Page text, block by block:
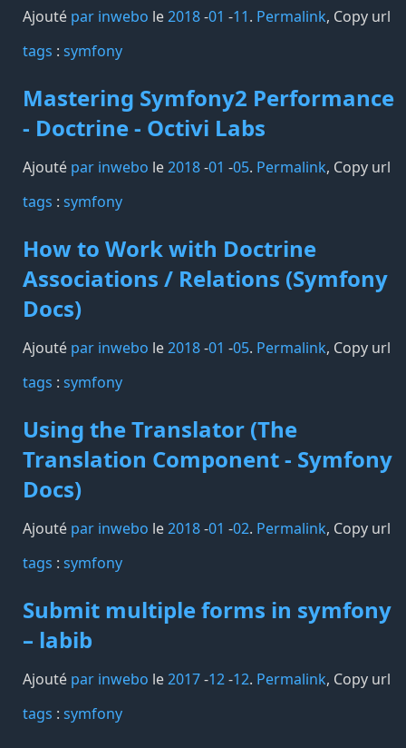
Ajouté par inwebo le2018-01 -11. Permalink, Copy url
tags️ : symfony
Mastering Symfony2 Performance
- Doctrine - Octivi Labs
Ajouté par inwebo le2018-01 -05. Permalink, Copy url
tags️ : symfony
How to Work with Doctrine
Associations / Relations (Symfony
Docs)
Ajouté par inwebo le2018-01 -05. Permalink, Copy url
tags️ : symfony
Using the Translator (The
Translation Component - Symfony
Docs)
Ajouté par inwebo le2018-01 -02. Permalink, Copy url
tags️ : symfony
Submit multiple forms in symfony
– labib
Ajouté par inwebo le2017-12-12. Permalink, Copy url
tags️ : symfony